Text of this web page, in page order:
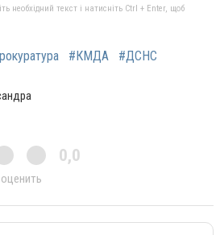
необхідний текст і натисніть Ctrl + Enter, щоб
#КМДА #ДСНС
0,0